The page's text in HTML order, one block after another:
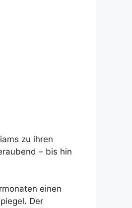
zu ihren
– bis hin
einen
Der